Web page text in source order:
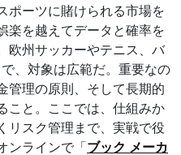
ポーツに賭けられる市場を
楽を越えてデータと確率を
欧州サッカーやテニス、バ
、対象は広範だ。重要なの
管理の原則、そして長期的
こと。ここでは、仕組みか
リスク管理まで、実戦で役
ンラインで「 ブック メーカ